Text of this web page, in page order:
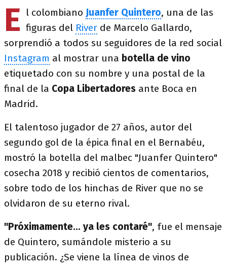
E l colombiano Juanfer Quintero, una de las
figuras del River de Marcelo Gallardo,
sorprendió a todos su seguidores de la red social
Instagram al mostrar una botella de vino
etiquetado con su nombre y una postal de la
final de la Copa Libertadores ante Boca en
Madrid.
El talentoso jugador de 27 años, autor del
segundo gol de la épica final en el Bernabéu,
mostró la botella del malbec "Juanfer Quintero"
cosecha 2018 y recibió cientos de comentarios,
sobre todo de los hinchas de River que no se
olvidaron de su eterno rival.
"Próximamente... ya les contaré", fue el mensaje
de Quintero, sumándole misterio a su
publicación. ¿Se viene la línea de vinos de